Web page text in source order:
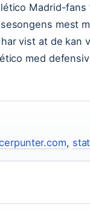
Madrid-
mest
vist at de kan
med
,